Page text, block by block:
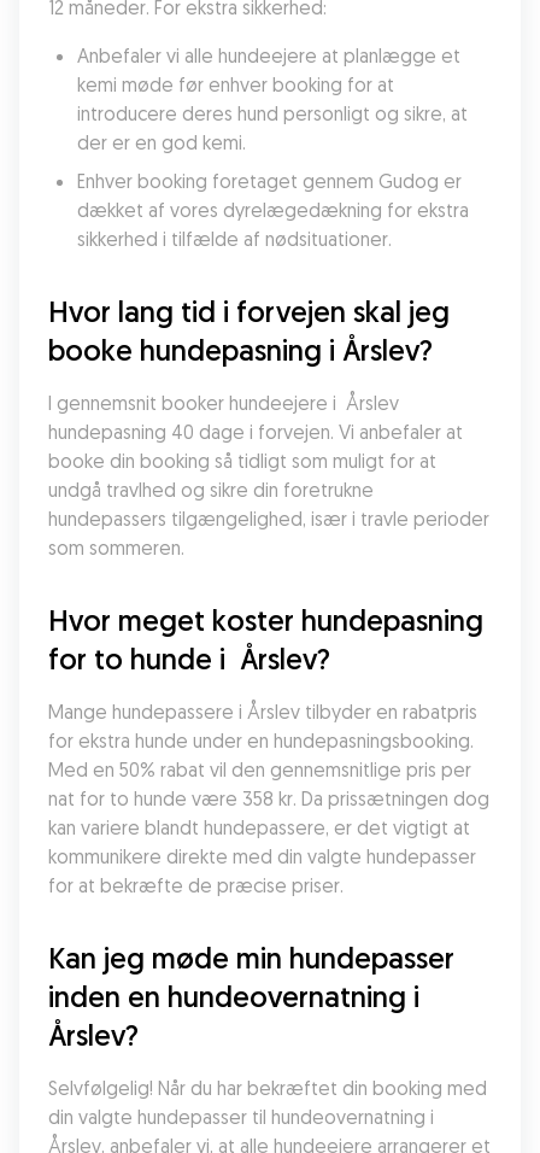
12 måneder. For ekstra sikkerhed:
Anbefaler vi alle hundeejere at planlægge et
kemi møde før enhver booking for at
introducere deres hund personligt og sikre, at
der er en god kemi.
Enhver booking foretaget gennem Gudog er
dækket af vores dyrelægedækning for ekstra
sikkerhed i tilfælde af nødsituationer.
Hvor lang tid i forvejen skal jeg
booke hundepasning i Årslev?
I gennemsnit booker hundeejere i  Årslev
hundepasning 40 dage i forvejen. Vi anbefaler at
booke din booking så tidligt som muligt for at
undgå travlhed og sikre din foretrukne
hundepassers tilgængelighed, især i travle perioder
som sommeren.
Hvor meget koster hundepasning
for to hunde i  Årslev?
Mange hundepassere i Årslev tilbyder en rabatpris
for ekstra hunde under en hundepasningsbooking.
Med en 50% rabat vil den gennemsnitlige pris per
nat for to hunde være 358 kr. Da prissætningen dog
kan variere blandt hundepassere, er det vigtigt at
kommunikere direkte med din valgte hundepasser
for at bekræfte de præcise priser.
Kan jeg møde min hundepasser
inden en hundeovernatning i
Årslev?
Selvfølgelig! Når du har bekræftet din booking med
din valgte hundepasser til hundeovernatning i
Årslev, anbefaler vi, at alle hundeejere arrangerer et